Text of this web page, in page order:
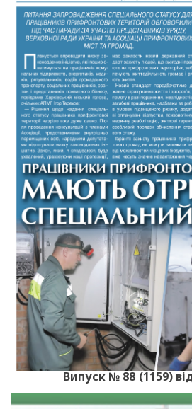
Випуск № 88 (1159)